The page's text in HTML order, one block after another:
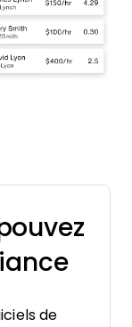
de